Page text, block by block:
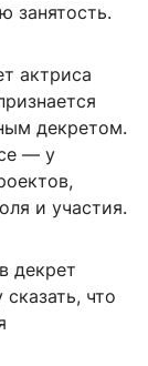
занятость.
актриса
декретом.
— у
и участия.
декрет
что